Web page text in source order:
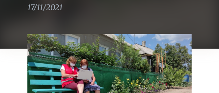
17/11/2021